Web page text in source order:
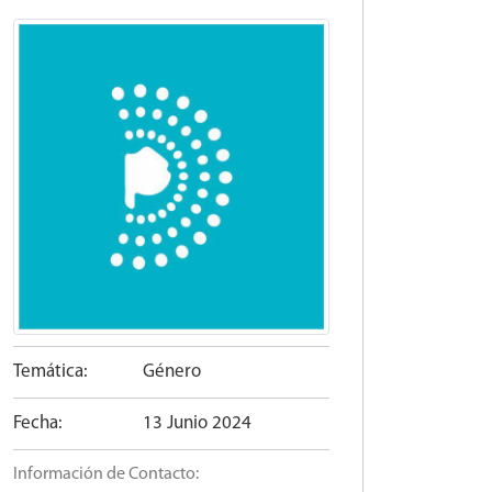
Temática: Género
Fecha: 13 Junio 2024
Información de Contacto: